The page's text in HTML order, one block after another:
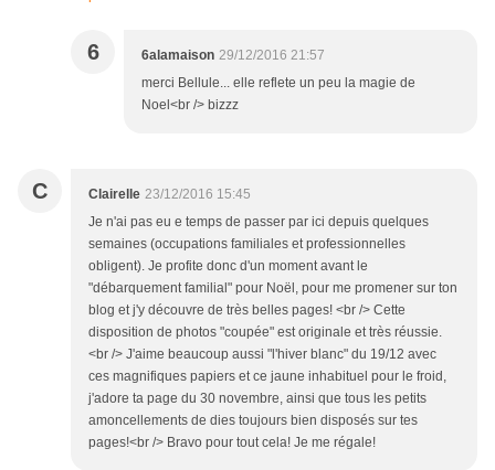
6 6alamaison 29/12/2016 21:57
merci Bellule... elle reflete un peu la magie de
Noel<br /> bizzz
C Clairelle 23/12/2016 15:45
Je n'ai pas eu e temps de passer par ici depuis quelques
semaines (occupations familiales et professionnelles
obligent). Je profite donc d'un moment avant le
"débarquement familial" pour Noël, pour me promener sur ton
blog et j'y découvre de très belles pages! <br /> Cette
disposition de photos "coupée" est originale et très réussie.
<br /> J'aime beaucoup aussi "l'hiver blanc" du 19/12 avec
ces magnifiques papiers et ce jaune inhabituel pour le froid,
j'adore ta page du 30 novembre, ainsi que tous les petits
amoncellements de dies toujours bien disposés sur tes
pages!<br /> Bravo pour tout cela! Je me régale!